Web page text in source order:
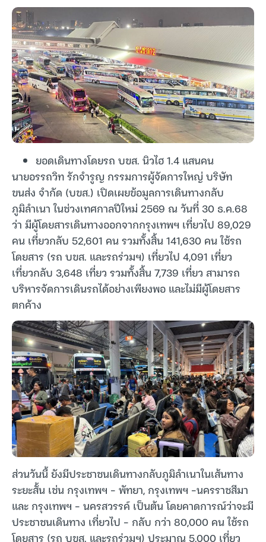
ยอดเดินทางโดยรถ บขส. นิวไฮ 1.4 แสนคน
นายอรรถวิท รักจำรูญ กรรมการผู้จัดการใหญ่ บริษัท
ขนส่ง จำกัด (บขส.) เปิดเผยข้อมูลการเดินทางกลับ
ภูมิลำเนา ในช่วงเทศกาลปีใหม่ 2569 ณ วันที่ 30 ธ.ค.68
ว่า มีผู้โดยสารเดินทางออกจากกรุงเทพฯ เที่ยวไป 89,029
คน เที่ยวกลับ 52,601 คน รวมทั้งสิ้น 141,630 คน ใช้รถ
โดยสาร (รถ บขส. และรถร่วมฯ) เที่ยวไป 4,091 เที่ยว
เที่ยวกลับ 3,648 เที่ยว รวมทั้งสิ้น 7,739 เที่ยว สามารถ
บริหารจัดการเดินรถได้อย่างเพียงพอ และไม่มีผู้โดยสาร
ตกค้าง
ส่วนวันนี้ ยังมีประชาชนเดินทางกลับภูมิลำเนาในเส้นทาง
ระยะสั้น เช่น กรุงเทพฯ – พัทยา, กรุงเทพฯ -นครราชสีมา
และ กรุงเทพฯ – นครสวรรค์ เป็นต้น โดยคาดการณ์ว่าจะมี
ประชาชนเดินทาง เที่ยวไป – กลับ กว่า 80,000 คน ใช้รถ
โดยสาร (รถ บขส. และรถร่วมฯ) ประมาณ 5,000 เที่ยว